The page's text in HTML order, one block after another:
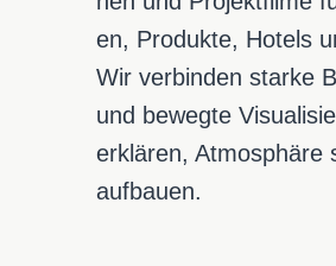
en, Pro­duk­te, Hotels
Wir ver­bin­den star­ke
und beweg­te
erklä­ren, Atmo­sphä­re
auf­bau­en.